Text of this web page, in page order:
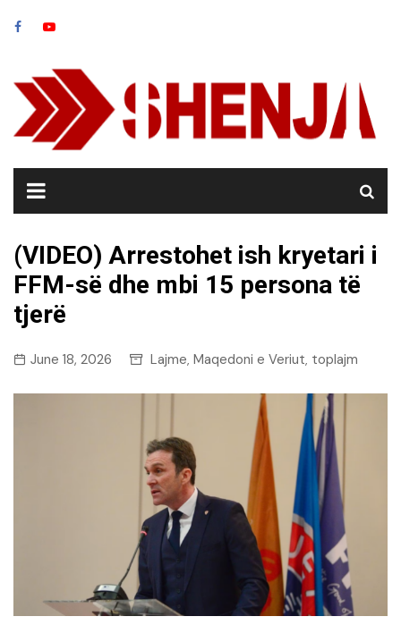
(VIDEO) Arrestohet ish kryetari i
FFM-së dhe mbi 15 persona të
tjerë
June 18, 2026 Lajme, Maqedoni e Veriut, toplajm